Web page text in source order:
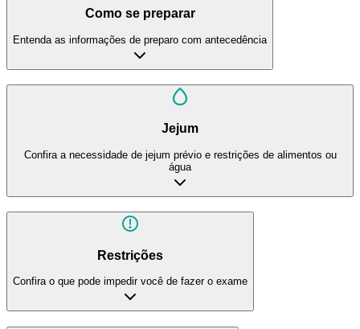
Como se preparar
Entenda as informações de preparo com antecedência
Jejum
Confira a necessidade de jejum prévio e restrições de alimentos ou
água
Restrições
Confira o que pode impedir você de fazer o exame